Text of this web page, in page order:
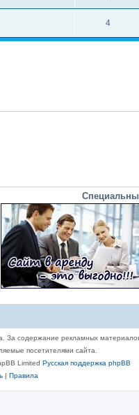
4
За содержание рекламных
посетителями сайта.
Limited Русская поддержка phpBB
| Правила